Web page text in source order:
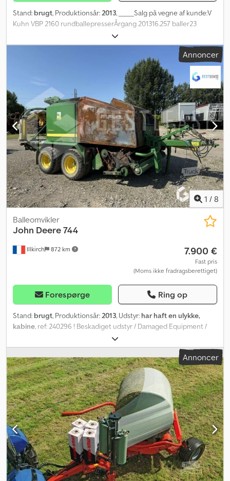
Stand: brugt, Produktionsår: 2013, _____Salg på vegne af kunde:V
Kuhn VBP 2160 rundballepresserÅrgang 201316.257 baller23
knive3D-wrapperMaskinen blev totalrenoveret sidste vinter:- ny
rotor,- ny snitbund,- nye endeløse remme (original Kuhn),- pickup
vedligeholdelsesefterslæb.Pressen er i absolut topstand og klar til
brug uden forbehold.Vi sælger presse-wrapper-kombien pga.
planlagt nyanskaffelse.Salg kun efter besigtigelse.Ingen garanti
eller reklamation.Lagersted: ikke oplyst Dcsdpfxsylrtfo Ab Sjk
Annoncer
1 / 8
Illkirch 872 km
Balleomvikler
John Deere744
7.900 €
Fast pris
(Moms ikke fradragsberettiget)
Forespørge Ring op
Stand: brugt, Produktionsår:2013, Udstyr: har haft en ulykke,
kabine, ref: 240296 ! Beskadiget udstyr / Damaged Equipment /
Verunglücktes Material ! Reference: 240296 Type:
Rundballepresser med wrapper Mærke / Model: JOHN DEERE 744
Årgang: 2013 ! Beskadiget udstyr ! - Skadesomstændigheder:
Brand - Procedure: VEI med vurdering ved sagkyndig Dodpfsuxd
Uusx Ab Sjck Beskadiget udstyr sælges som beset, kun til
erhvervsdrivende eller til eksport. ! Bemærk: Der gives ingen
garanti, tilbagekøb, ombytning, refundering eller reklamationsret
på køretøjerne efter handlen!* Salgspris ekskl. moms. Levering
kan tilbydes mod merpris. Flere oplysninger og fotos findes på
vores hjemmeside! Kontakt os for at aftale et besøg, så vi kan tage
imod dig under de bedste forhold! Vores virksomhed,
specialiseret i køb og salg, råder over et maskinlager på over
100.000 m² syd for Strasbourg med mere end 350 maskiner,
herunder entreprenørmateriel / løfteudstyr / landbrugsmaskiner /
Annoncer